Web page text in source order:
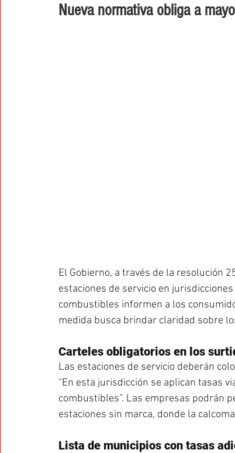
Nueva normativa obliga a
El Gobierno, a través de la resolución
estaciones de servicio en
combustibles informen a los
medida busca brindar claridad sobre
Carteles obligatorios en los
Las estaciones de servicio deberán
“En esta jurisdicción se aplican tasas
combustibles”. Las empresas podrán
estaciones sin marca, donde la
Lista de municipios con tasas